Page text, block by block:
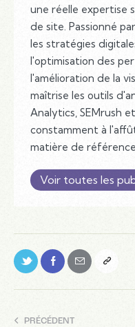
une réelle expertise
de site. Passionné
les stratégies
l'optimisation des
l'amélioration de la
maîtrise les outils
Analytics, SEMrush
constamment à
matière de
Voir toutes les
PRÉCÉDENT